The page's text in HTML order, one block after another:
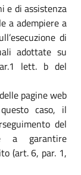
e di assistenza
a adempiere a
di
adottate su
lett. b del
pagine web
caso, il
del
a garantire
(art. 6, par. 1,